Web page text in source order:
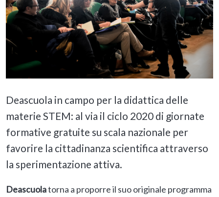
Deascuola in campo per la didattica delle
materie STEM: al via il ciclo 2020 di giornate
formative gratuite su scala nazionale per
favorire la cittadinanza scientifica attraverso
la sperimentazione attiva.
Deascuolatorna a proporre il suo originale programma